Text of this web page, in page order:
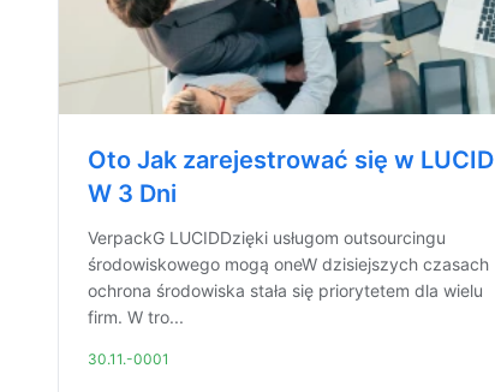
Oto Jak zarejestrować się w LUCID
W 3 Dni
VerpackG LUCIDDzięki usługom outsourcingu
środowiskowego mogą oneW dzisiejszych czasach
ochrona środowiska stała się priorytetem dla wielu
firm. W tro...
30.11.-0001